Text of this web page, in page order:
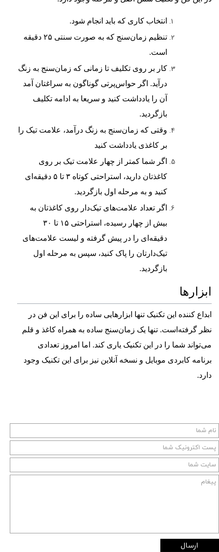
انتخاب کاری که باید انجام شود.
تنظیم زمان‌سنج که به صورت سنتی ۲۵ دقیقه
است.
کار بر روی تکلیف تا زمانی که زمان‌سنج به زنگ
درآید. اگر حواس‌پرتی گوناگون به سراغتان آمد
آن را یادداشت کنید و سریعا به ادامه تکلیف
بازگردید.
وقتی که زمان‌سنج به زنگ درآمد، علامت تیک را
بر کاغذی یادداشت کنید
اگر شما کمتر از چهار علامت تیک بر روی
کاغذتان دارید، استراحتی کوتاه ۳ تا ۵ دقیقه‌ای
کنید و به مرحله اول بازگردید.
اگر تعداد علامت‌های تیک‌دار روی کاغذتان به
بیش از چهار رسیده، استراحتی ۱۵ تا ۳۰
دقیقه‌ای را در پیش گرفته و لیست علامت‌های
تیک‌دارتان را پاک کنید، سپس به مرحله اول
بازگردید.
ابزارها
ابداع کننده این تکنیک تنها ابزارهایی ساده را برای این فن در
نظر گرفته‌است. تنها یک زمان‌سنج ساده به همراه کاغذ و قلم
می‌تواند شما را در این تکنیک یاری کند. اما امروز تعدادی
برنامه کابردی موبایل و نسخه آنلاین نیز برای این تکنیک وجود
دارد.
ارسال